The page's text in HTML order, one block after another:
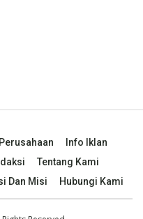
Info Iklan
Tentang Kami
Dan Misi Hubungi Kami